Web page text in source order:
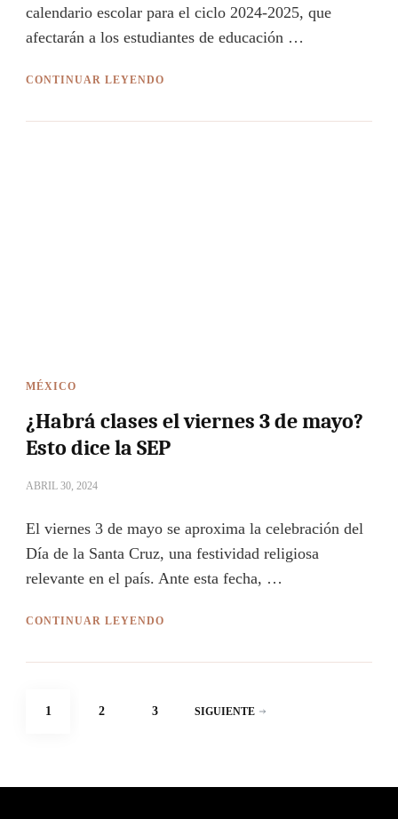
calendario escolar para el ciclo 2024-2025, que
afectarán a los estudiantes de educación …
CONTINUAR LEYENDO
MÉXICO
¿Habrá clases el viernes 3 de mayo?
Esto dice la SEP
ABRIL 30, 2024
El viernes 3 de mayo se aproxima la celebración del
Día de la Santa Cruz, una festividad religiosa
relevante en el país. Ante esta fecha, …
CONTINUAR LEYENDO
Paginación
PÁGINA
1 PÁGINA
2 PÁGINA
3 SIGUIENTE